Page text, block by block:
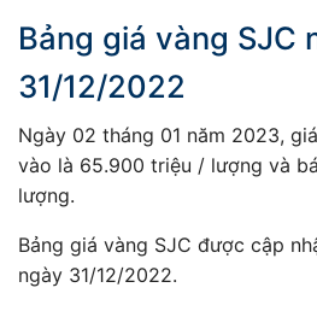
Bảng giá vàng SJC
31/12/2022
Ngày 02 tháng 01 năm 2023,
vào là 65.900 triệu / lượng và
lượng.
Bảng giá vàng SJC được cập
ngày 31/12/2022.